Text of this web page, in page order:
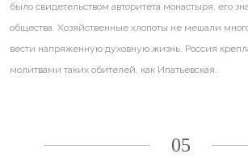
было свидетельством авторитета монастыря, его
общества. Хозяйственные хлопоты не мешали
вести напряженную духовную жизнь. Россия
молитвами таких обителей, как Ипатьевская.
05